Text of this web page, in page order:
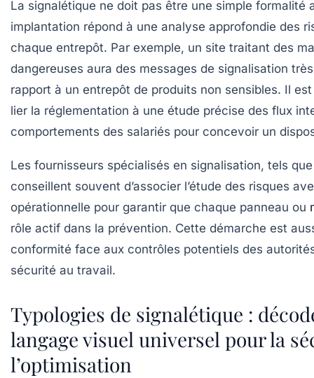
La signalétique ne doit pas être une simple formalité
implantation répond à une analyse approfondie des
chaque entrepôt. Par exemple, un site traitant des
dangereuses aura des messages de signalisation
rapport à un entrepôt de produits non sensibles. Il
lier la réglementation à une étude précise des flux
comportements des salariés pour concevoir un
Les fournisseurs spécialisés en signalisation, tels
conseillent souvent d’associer l’étude des risques
opérationnelle pour garantir que chaque panneau ou
rôle actif dans la prévention. Cette démarche est
conformité face aux contrôles potentiels des
sécurité au travail.
Typologies de signalétique :
langage visuel universel pour la
l’optimisation